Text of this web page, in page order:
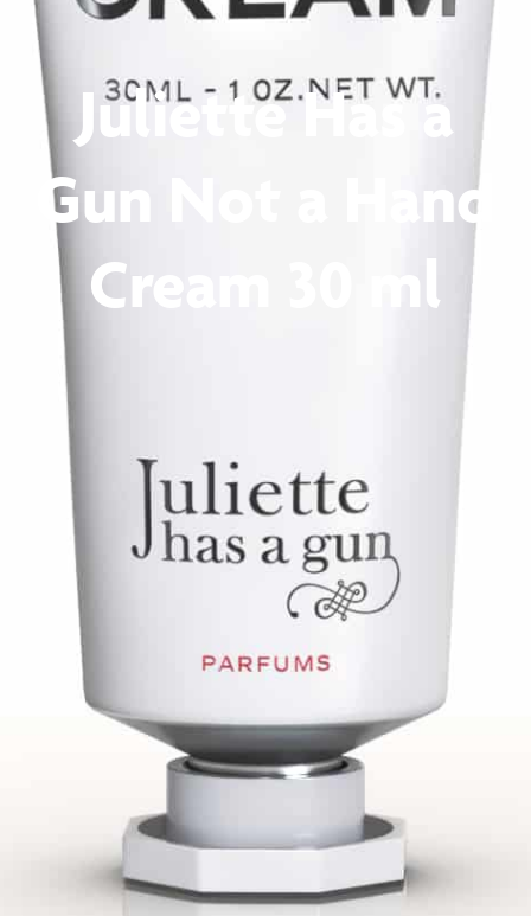
Juliette Has a
Gun Not a Hand
Cream 30 ml